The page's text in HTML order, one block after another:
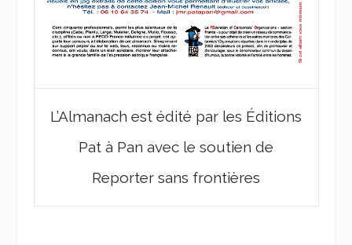
L’Almanach est édité par les Éditions
Pat à Pan avec le soutien de
Reporter sans frontières